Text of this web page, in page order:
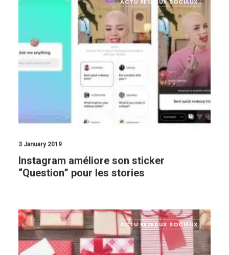
3 January 2019
Instagram améliore son sticker
“Question” pour les stories
ACTU RÉSEAUX SOCIAUX